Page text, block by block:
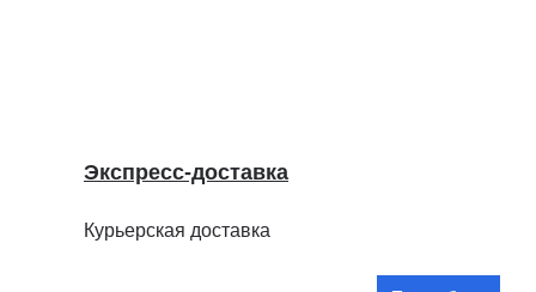
Экспресс-доставка
Курьерская доставка